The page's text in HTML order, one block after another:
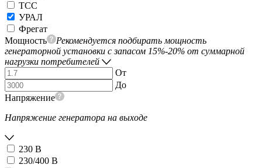
ТСС
УРАЛ
Фрегат
Мощность
Рекомендуется подбирать мощность
генераторной установки с запасом 15%-20% от суммарной
нагрузки потребителей
От
До
Напряжение
Напряжение генератора на выходе
230 В
230/400 В